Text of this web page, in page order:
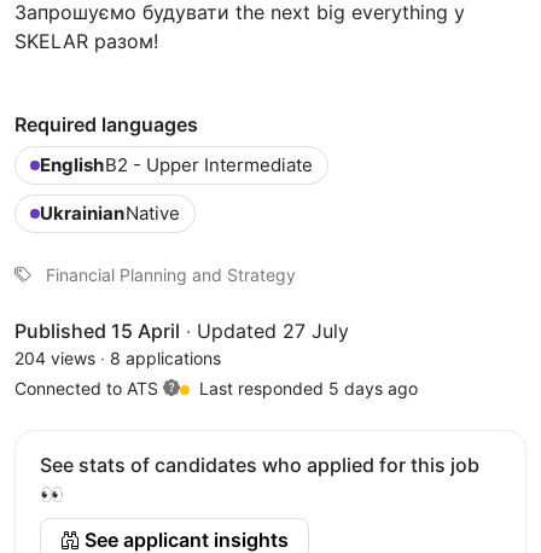
Запрошуємо будувати the next big everything у
SKELAR разом!
Required languages
EnglishB2 - Upper Intermediate
UkrainianNative
Financial Planning and Strategy
Published 15 April · Updated 27 July
204 views · 8 applications
Connected to ATS
Last responded 5 days ago
See stats of candidates who applied for this job
👀
See applicant insights